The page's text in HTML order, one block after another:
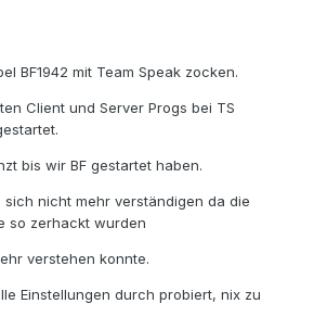
BF1942 mit Team Speak zocken.
Client und Server Progs bei TS
bis wir BF gestartet haben.
sich nicht mehr verständigen da die
so zerhackt wurden
verstehen konnte.
Einstellungen durch probiert, nix zu